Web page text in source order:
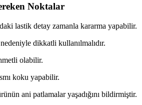
Noktalar
lastik detay zamanla kararma yapabilir.
nedeniyle dikkatli kullanılmalıdır.
olabilir.
koku yapabilir.
ani patlamalar yaşadığını bildirmiştir.